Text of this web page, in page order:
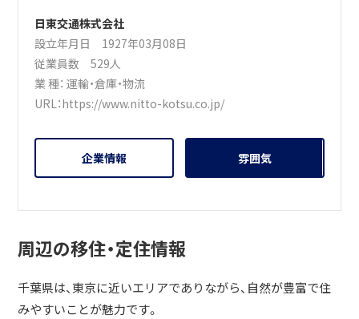
日東交通株式会社
設立年月日 1927年03月08日
従業員数 529人
業 種：運輸・倉庫・物流
URL：https://www.nitto-kotsu.co.jp/
企業情報 雰囲気
周辺の移住・定住情報
千葉県は、東京に近いエリアでありながら、自然が豊富で住
みやすいことが魅力です。